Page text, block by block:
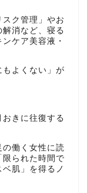
ク管理」やお
消など、寝る
ケア美容液・
もよくない」が
きに往復する
働く女性に読
られた時間で
肌」を得るノ